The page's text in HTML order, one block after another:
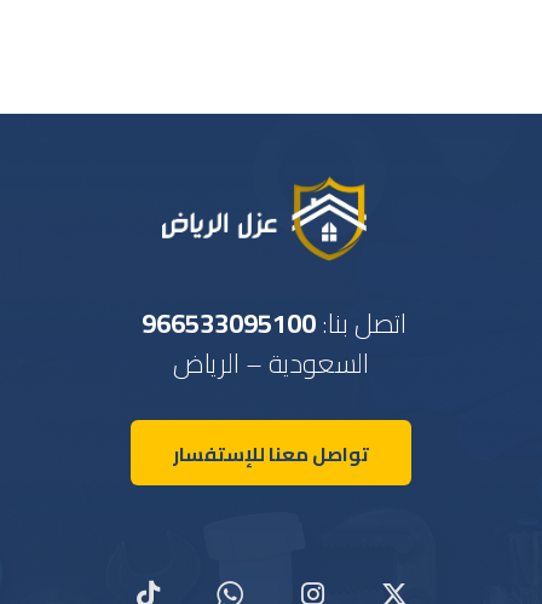
اتصل بنا:966533095100
السعودية – الرياض
تواصل معنا للإستفسار